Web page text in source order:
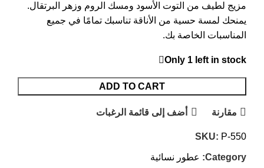
مزيج لطيف من التوت الأسود ومسك الروم وزهر البرتقال.
يمنحك لمسة حسية من الأناقة تناسبك تمامًا في جميع
المناسبات الخاصة بك.
Only 1 left in stock
ADD TO CART
مقارنة أضف إلى قائمة الرغبات
SKU: P-550
Category: عطور نسائية